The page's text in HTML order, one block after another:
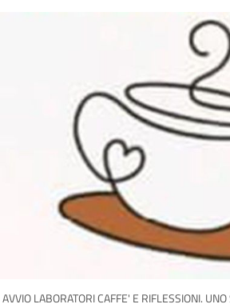
AVVIO LABORATORI CAFFE' E RIFLESSIONI.